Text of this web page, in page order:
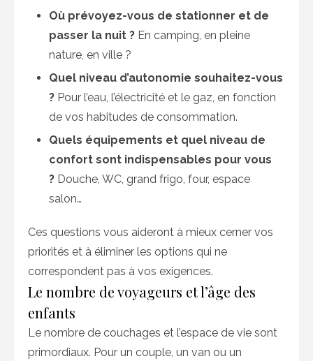
Où prévoyez-vous de stationner et de
passer la nuit ? En camping, en pleine
nature, en ville ?
Quel niveau d’autonomie souhaitez-vous
? Pour l’eau, l’électricité et le gaz, en fonction
de vos habitudes de consommation.
Quels équipements et quel niveau de
confort sont indispensables pour vous
? Douche, WC, grand frigo, four, espace
salon…
Ces questions vous aideront à mieux cerner vos
priorités et à éliminer les options qui ne
correspondent pas à vos exigences.
Le nombre de voyageurs et l’âge des
enfants
Le nombre de couchages et l’espace de vie sont
primordiaux. Pour un couple, un van ou un